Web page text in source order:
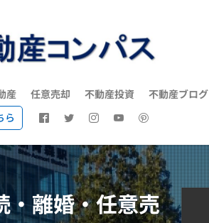
査定
会社一覧
会社一覧
産 任意売却 不動産投資 不動産ブログ
ら
・離婚・任意売